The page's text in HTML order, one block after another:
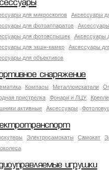
для микроскопов
Аксессуары
для фотоаппаратов
для фотовспышек
Аксессуары
для экшн-камер
Аксессуары
для объективов
снаряжение
Компасы Металлоискатели
пристрелка
Фонари и ЛЦУ
активные
Аксессуары
Электросамокаты Самокат
игрушки